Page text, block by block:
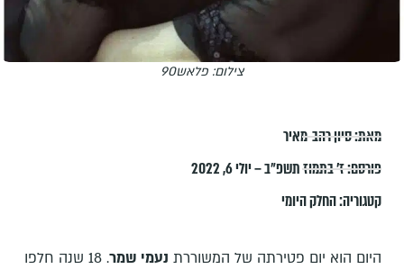
צילום: פלאש90
מאת:סיון רהב-מאיר
פורסם:ז׳ בתמוז תשפ״ב – יולי 6, 2022
קטגוריה:החלק היומי
היום הוא יום פטירתה של המשוררת נעמי שמר
. 18 שנה חלפו